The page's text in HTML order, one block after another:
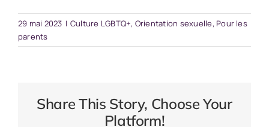
29 mai 2023 | Culture LGBTQ+, Orientation sexuelle, Pour les
parents
Share This Story, Choose Your
Platform!